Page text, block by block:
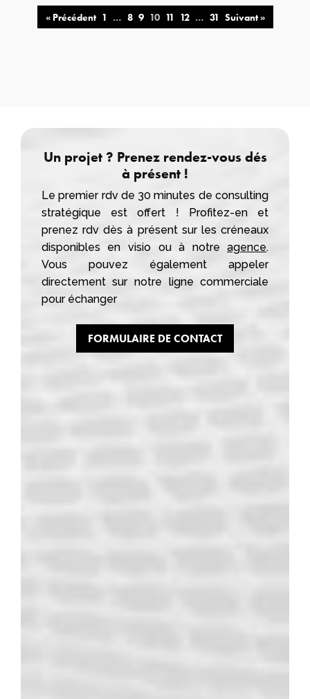
« Précédent 1 … 8 9 10 11 12 … 31 Suivant »
Un projet ? Prenez rendez-vous dés
à présent !
Le premier rdv de 30 minutes de consulting
stratégique est offert ! Profitez-en et
prenez rdv dès à présent sur les créneaux
disponibles en visio ou à notreagence.
Vous pouvez également appeler
directement sur notre ligne commerciale
pour échanger
FORMULAIRE DE CONTACT